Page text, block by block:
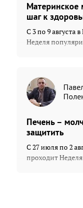
шаг к
С 3 по 9 августа
Неделя
Печень –
защитить
С 27 июля по 2
проходит